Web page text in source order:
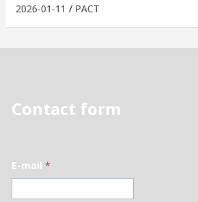
2026-01-11 PACT
Contact form
E-mail *